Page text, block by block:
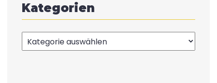
Kategorien
Kategorien